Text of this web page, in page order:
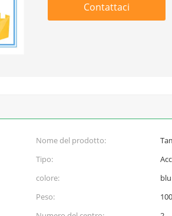
Contattaci
Nome del prodotto:
Tipo:
colore:
blu
Peso: